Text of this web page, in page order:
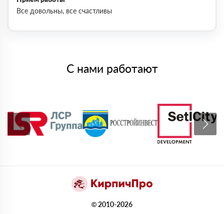
Все довольны, все счастливы
С нами работают
© 2010-2026